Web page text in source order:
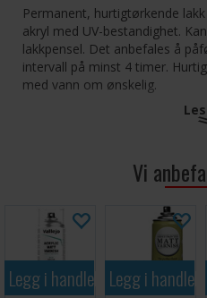
Permanent, hurtigtørkende
akryl med UV-bestandighet.
lakkpensel. Det anbefales å
intervall på minst 4 timer.
med vann om ønskelig.
Vi
Legg i handlekurven
Legg i